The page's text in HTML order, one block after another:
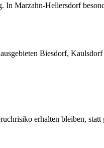
Marzahn-Hellersdorf
Biesdorf,
erhalten bleiben,